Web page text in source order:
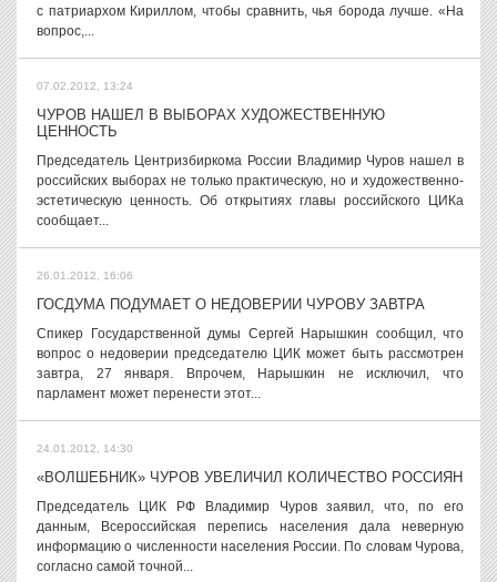
с патриархом Кириллом, чтобы сравнить, чья борода лучше. «На
вопрос,...
07.02.2012, 13:24
ЧУРОВ НАШЕЛ В ВЫБОРАХ ХУДОЖЕСТВЕННУЮ
ЦЕННОСТЬ
Председатель Центризбиркома России Владимир Чуров нашел в
российских выборах не только практическую, но и художественно-
эстетическую ценность. Об открытиях главы российского ЦИКа
сообщает...
26.01.2012, 16:06
ГОСДУМА ПОДУМАЕТ О НЕДОВЕРИИ ЧУРОВУ ЗАВТРА
Спикер Государственной думы Сергей Нарышкин сообщил, что
вопрос о недоверии председателю ЦИК может быть рассмотрен
завтра, 27 января. Впрочем, Нарышкин не исключил, что
парламент может перенести этот...
24.01.2012, 14:30
«ВОЛШЕБНИК» ЧУРОВ УВЕЛИЧИЛ КОЛИЧЕСТВО РОССИЯН
Председатель ЦИК РФ Владимир Чуров заявил, что, по его
данным, Всероссийская перепись населения дала неверную
информацию о численности населения России. По словам Чурова,
согласно самой точной...